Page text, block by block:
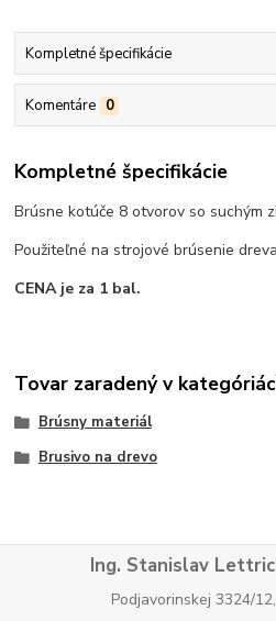
Kompletné špecifikácie
Komentáre 0
Kompletné špecifikácie
Brúsne kotúče 8 otvorov so suchým
Použiteľné na strojové brúsenie
CENA je za 1 bal.
Tovar zaradený v
Brúsny materiál
Brusivo na drevo
Ing. Stanislav
Podjavorinskej 3324/